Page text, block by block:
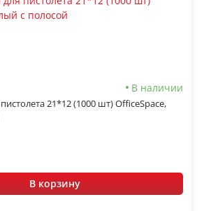
В наличии
21*12 (1000 шт) OfficeSpace,
В корзину